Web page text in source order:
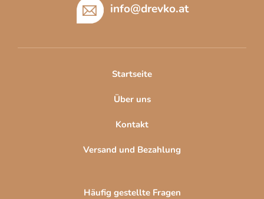
info@drevko.at
Startseite
Über uns
Kontakt
Versand und Bezahlung
Häufig gestellte Fragen